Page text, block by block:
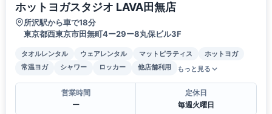
ホットヨガスタジオ LAVA田無店
所沢駅から車で18分
東京都西東京市田無町4ー29ー8丸保ビル3F
タオルレンタル ウェアレンタル マットピラティス
ホットヨガ
常温ヨガ
シャワー ロッカー 他店舗利用 もっと見る
営業時間
ー
定休日
毎週火曜日